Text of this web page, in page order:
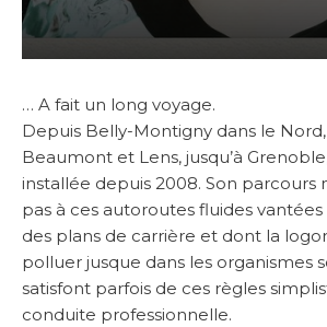
… A fait un long voyage.
Depuis Belly-Montigny dans le
Beaumont et Lens, jusqu’à
installée depuis 2008. Son parcours
pas à ces autoroutes fluides
des plans de carrière et dont la
polluer jusque dans les organismes
satisfont parfois de ces règles
conduite professionnelle.